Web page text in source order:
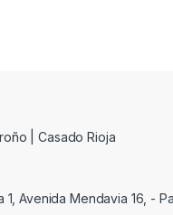
Avenida Mendavia 16, -